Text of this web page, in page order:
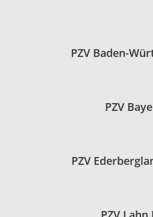
PZV Baden-
PZV
PZV